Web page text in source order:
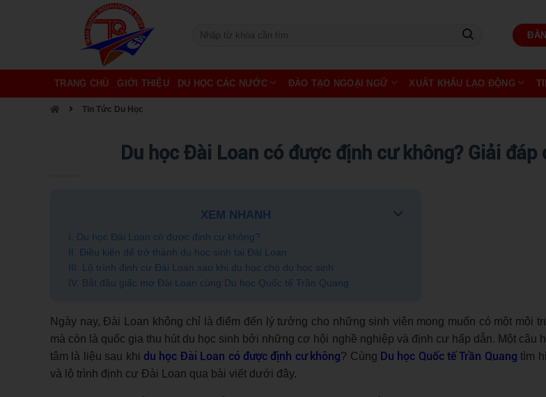
TRANG CHỦ GIỚI THIỆU DU HỌC CÁC NƯỚC ĐÀO TẠO NGOẠI NGỮ XUẤT KHẨU LAO ĐỘNG
Tin Tức Du Học
Du học Đài Loan có được định cư không? Giải đáp
XEM NHANH
I. Du học Đài Loan có được định cư không?
II. Điều kiện để trở thành du học sinh tại Đài Loan
III. Lộ trình định cư Đài Loan sau khi du học cho du học sinh
IV. Bắt đầu giấc mơ Đài Loan cùng Du học Quốc tế Trần Quang
Ngày nay, Đài Loan không chỉ là điểm đến lý tưởng cho những sinh viên mong muốn có một môi
mà còn là quốc gia thu hút du học sinh bởi những cơ hội nghề nghiệp và định cư hấp dẫn. Một câu
tâm là liệu sau khi du học Đài Loan có được định cư không? Cùng Du học Quốc tế Trần Quang tìm
và lộ trình định cư Đài Loan qua bài viết dưới đây.